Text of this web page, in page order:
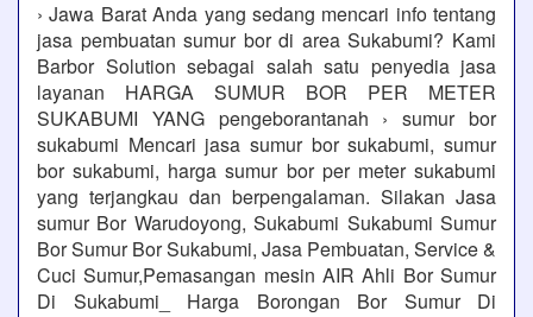
› Jawa Barat Anda yang sedang mencari info tentang
jasa pembuatan sumur bor di area Sukabumi? Kami
Barbor Solution sebagai salah satu penyedia jasa
layanan HARGA SUMUR BOR PER METER
SUKABUMI YANG pengeborantanah › sumur bor
sukabumi Mencari jasa sumur bor sukabumi, sumur
bor sukabumi, harga sumur bor per meter sukabumi
yang terjangkau dan berpengalaman. Silakan Jasa
sumur Bor Warudoyong, Sukabumi Sukabumi Sumur
Bor Sumur Bor Sukabumi, Jasa Pembuatan, Service &
Cuci Sumur,Pemasangan mesin AIR Ahli Bor Sumur
Di Sukabumi_ Harga Borongan Bor Sumur Di